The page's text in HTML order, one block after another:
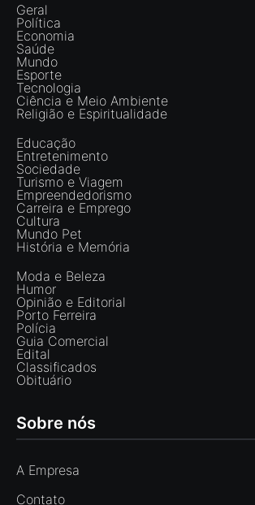
Geral
Política
Economia
Saúde
Mundo
Esporte
Tecnologia
Ciência e Meio Ambiente
Religião e Espiritualidade
Educação
Entretenimento
Sociedade
Turismo e Viagem
Empreendedorismo
Carreira e Emprego
Cultura
Mundo Pet
História e Memória
Moda e Beleza
Humor
Opinião e Editorial
Porto Ferreira
Polícia
Guia Comercial
Edital
Classificados
Obituário
Sobre nós
A Empresa
Contato